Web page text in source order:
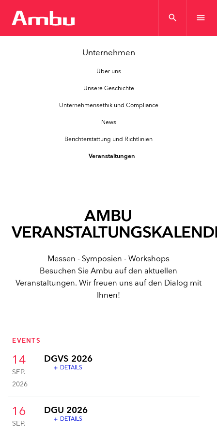
search menu
Unternehmen
Über uns
Unsere Geschichte
Unternehmensethik und Compliance
News
Berichterstattung und Richtlinien
Veranstaltungen
AMBU
Messen - Symposien - Workshops
Besuchen Sie Ambu auf den aktuellen
Veranstaltungen. Wir freuen uns auf den Dialog mit
Ihnen!
EVENTS
14
SEP.
2026
DGVS 2026
add DETAILS
16
SEP.
DGU 2026
add DETAILS